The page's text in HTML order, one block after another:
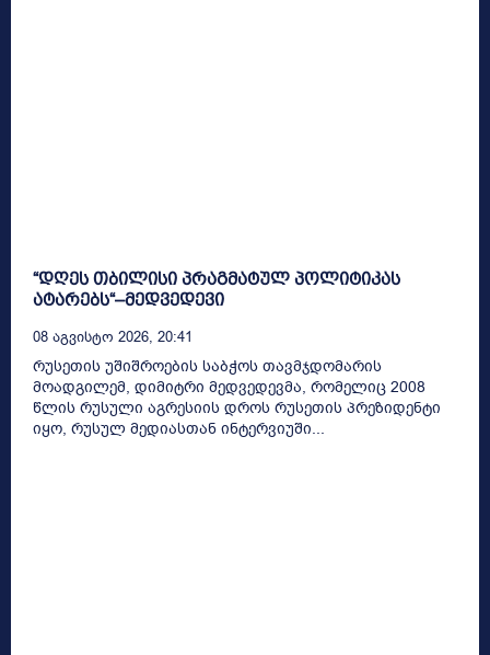
“დღეს თბილისი პრაგმატულ პოლიტიკას
ატარებს“–მედვედევი
08 Აგვისტო 2026, 20:41
რუსეთის უშიშროების საბჭოს თავმჯდომარის
მოადგილემ, დიმიტრი მედვედევმა, რომელიც 2008
წლის რუსული აგრესიის დროს რუსეთის პრეზიდენტი
იყო, რუსულ მედიასთან ინტერვიუში...